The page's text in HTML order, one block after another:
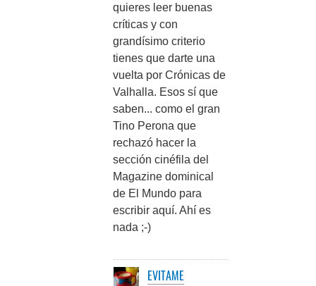
quieres leer buenas
críticas y con
grandísimo criterio
tienes que darte una
vuelta por Crónicas de
Valhalla. Esos sí que
saben... como el gran
Tino Perona que
rechazó hacer la
sección cinéfila del
Magazine dominical
de El Mundo para
escribir aquí. Ahí es
nada ;-)
EVITAME